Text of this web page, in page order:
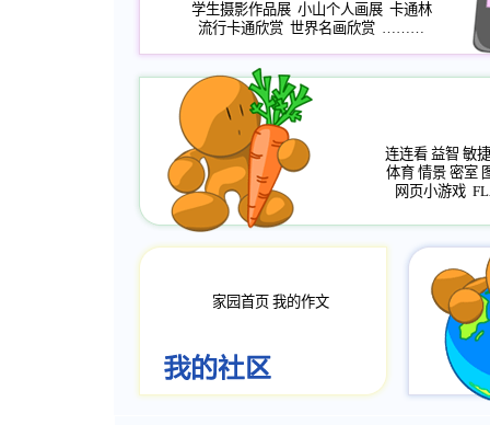
学生摄影作品展 小山个人画展 卡通林
流行卡通欣赏 世界名画欣赏 ………
连连看 益智 敏捷
体育 情景 密室
网页小游戏
家园首页 我的作文